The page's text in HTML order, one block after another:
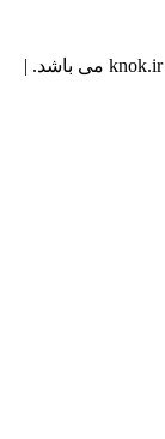
تمامی حقوق این وبسایت محفوظ و متعلق به knok.ir می باشد. |